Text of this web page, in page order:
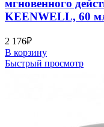
мгновенного
KEENWELL, 60
2 176₽
В корзину
Быстрый просмотр